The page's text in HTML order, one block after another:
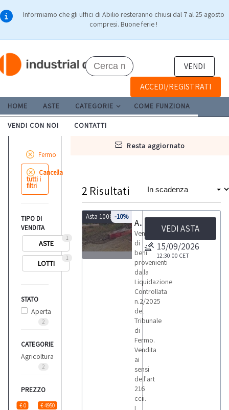
Informiamo che gli uffici di Abilio resteranno chiusi dal 7 al 25 agosto
compresi. Buone ferie !
VENDI
ACCEDI/REGISTRATI
HOME ASTE CATEGORIE COME FUNZIONA
VENDI CON NOI CONTATTI
resta aggiornato
Fermo
Cancella
tutti i
filtri
TIPO DI
VENDITA
1
ASTE
1
LOTTI
STATO
Aperta
2
CATEGORIE
Agricoltura
2
PREZZO
€ 0 € 4950
2 Risultati
Asta 10081-10%
Asta di Rimorchio agricolo FE.BA TCS 60
Vendita
di
beni
provenienti
dalla
Liquidazione
Controllata
n.2/2025
del
Tribunale
di
Fermo.
Vendita
ai
sensi
dell'art
216
ccii.
I
VEDI ASTA
15/09/2026
12:30:00 CET